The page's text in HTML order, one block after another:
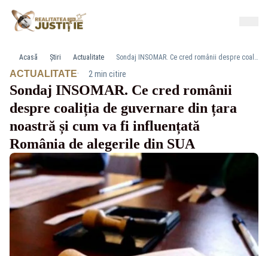
Acasă Știri Actualitate Sondaj INSOMAR. Ce cred românii despre coaliția de guvernare din țara noastră și cum va fi influențată România de alegerile din SUA
ACTUALITATE· 2 min citire
Sondaj INSOMAR. Ce cred românii
despre coaliția de guvernare din țara
noastră și cum va fi influențată
România de alegerile din SUA